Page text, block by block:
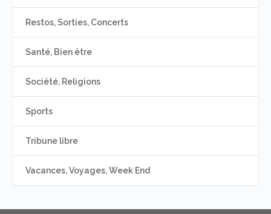
Restos, Sorties, Concerts
Santé, Bien être
Société, Religions
Sports
Tribune libre
Vacances, Voyages, Week End